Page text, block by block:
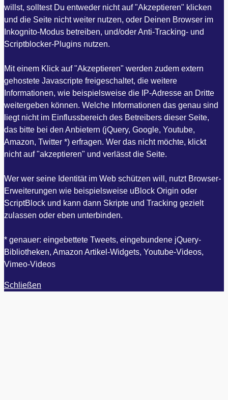
willst, solltest Du entweder nicht auf "Akzeptieren" klicken
und die Seite nicht weiter nutzen, oder Deinen Browser im
Inkognito-Modus betreiben, und/oder Anti-Tracking- und
Scriptblocker-Plugins nutzen.
Mit einem Klick auf "Akzeptieren" werden zudem extern
gehostete Javascripte freigeschaltet, die weitere
Informationen, wie beispielsweise die IP-Adresse an Dritte
weitergeben können. Welche Informationen das genau sind
liegt nicht im Einflussbereich des Betreibers dieser Seite,
das bitte bei den Anbietern (jQuery, Google, Youtube,
Amazon, Twitter *) erfragen. Wer das nicht möchte, klickt
nicht auf "akzeptieren" und verlässt die Seite.
Wer wer seine Identität im Web schützen will, nutzt Browser-
Erweiterungen wie beispielsweise uBlock Origin oder
ScriptBlock und kann dann Skripte und Tracking gezielt
zulassen oder eben unterbinden.
* genauer: eingebettete Tweets, eingebundene jQuery-
Bibliotheken, Amazon Artikel-Widgets, Youtube-Videos,
Vimeo-Videos
Schließen